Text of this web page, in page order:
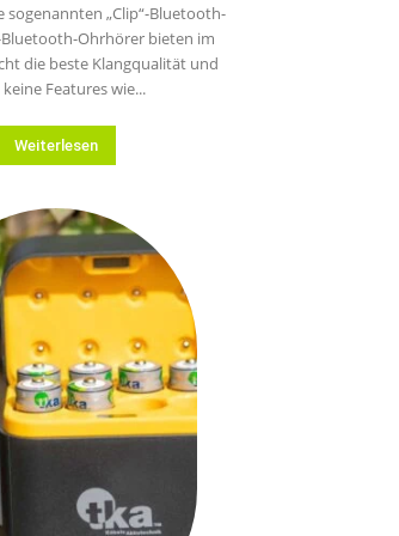
sogenannten „Clip“-Bluetooth-
die beste Klangqualität und
Features wie...
Weiterlesen